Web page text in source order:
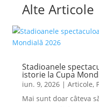
Alte Articole
Stadioanele
istorie la Cupa
iun. 9, 2026| Articole,
Mai sunt doar câteva